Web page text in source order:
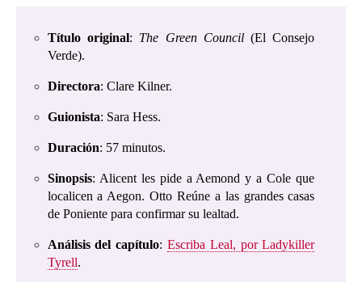
Título original: The Green Council(El Consejo
Verde).
Directora: Clare Kilner.
Guionista: Sara Hess.
Duración: 57 minutos.
Sinopsis: Alicent les pide a Aemond y a Cole que
localicen a Aegon. Otto Reúne a las grandes casas
de Poniente para confirmar su lealtad.
Análisis del capítulo: Escriba Leal, por Ladykiller
Tyrell.